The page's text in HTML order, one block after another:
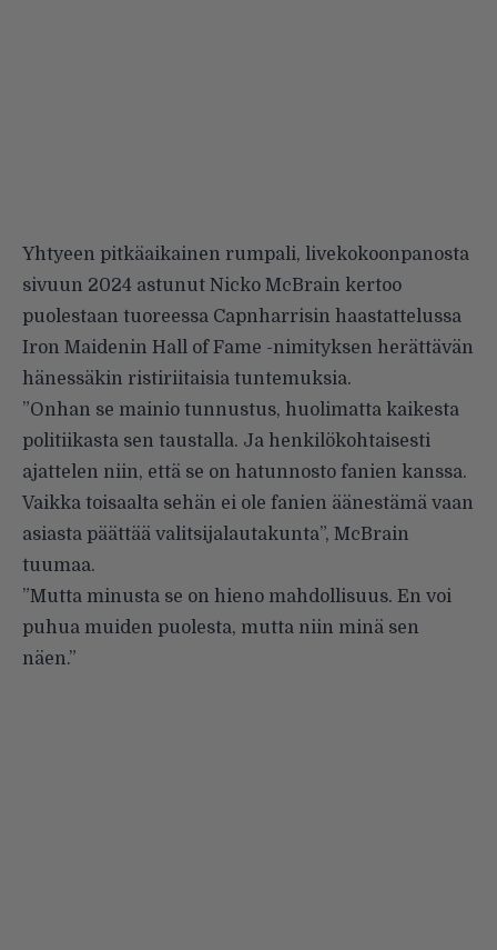
Yhtyeen pitkäaikainen rumpali, livekokoonpanosta
sivuun 2024 astunut Nicko McBrain kertoo
puolestaan tuoreessa Capnharrisin haastattelussa
Iron Maidenin Hall of Fame -nimityksen herättävän
hänessäkin ristiriitaisia tuntemuksia.
”Onhan se mainio tunnustus, huolimatta kaikesta
politiikasta sen taustalla. Ja henkilökohtaisesti
ajattelen niin, että se on hatunnosto fanien kanssa.
Vaikka toisaalta sehän ei ole fanien äänestämä vaan
asiasta päättää valitsijalautakunta”, McBrain
tuumaa.
”Mutta minusta se on hieno mahdollisuus. En voi
puhua muiden puolesta, mutta niin minä sen
näen.”